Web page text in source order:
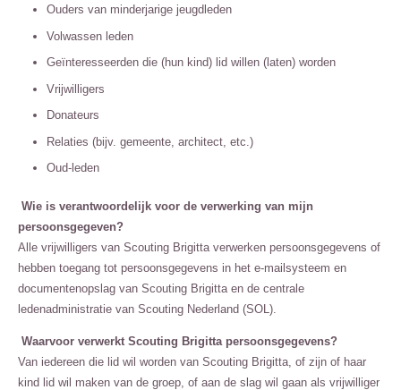
Ouders van minderjarige jeugdleden
Volwassen leden
Geïnteresseerden die (hun kind) lid willen (laten) worden
Vrijwilligers
Donateurs
Relaties (bijv. gemeente, architect, etc.)
Oud-leden
Wie is verantwoordelijk voor de verwerking van mijn
persoonsgegeven?
Alle vrijwilligers van Scouting Brigitta verwerken persoonsgegevens of
hebben toegang tot persoonsgegevens in het e-mailsysteem en
documentenopslag van Scouting Brigitta en de centrale
ledenadministratie van Scouting Nederland (SOL).
Waarvoor verwerkt Scouting Brigitta persoonsgegevens?
Van iedereen die lid wil worden van Scouting Brigitta, of zijn of haar
kind lid wil maken van de groep, of aan de slag wil gaan als vrijwilliger